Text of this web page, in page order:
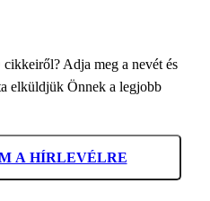
Adja meg a nevét és
elküldjük Önnek a legjobb
A HÍRLEVÉLRE